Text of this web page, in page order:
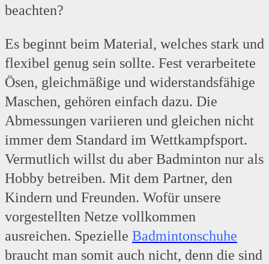
beachten?
Es beginnt beim Material, welches stark und
flexibel genug sein sollte. Fest verarbeitete
Ösen, gleichmäßige und widerstandsfähige
Maschen, gehören einfach dazu. Die
Abmessungen variieren und gleichen nicht
immer dem Standard im Wettkampfsport.
Vermutlich willst du aber Badminton nur als
Hobby betreiben. Mit dem Partner, den
Kindern und Freunden. Wofür unsere
vorgestellten Netze vollkommen
ausreichen. Spezielle Badmintonschuhe
braucht man somit auch nicht, denn die sind